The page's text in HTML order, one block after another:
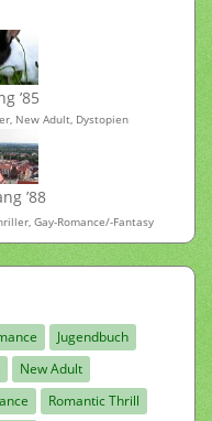
’85
New Adult, Dystopien
’88
Gay-Romance/-Fantasy
Jugendbuch
New Adult
Romantic Thrill